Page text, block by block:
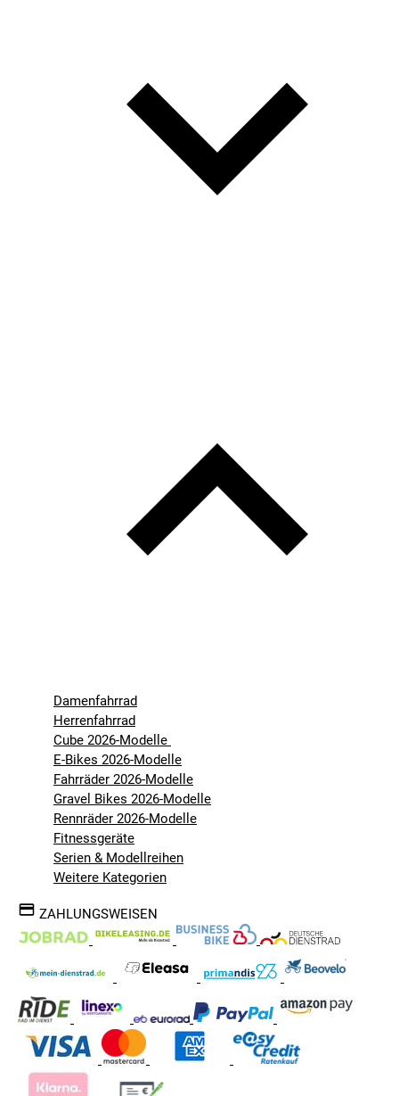
Damenfahrrad
Herrenfahrrad
Cube 2026-Modelle
E-Bikes 2026-Modelle
Fahrräder 2026-Modelle
Gravel Bikes 2026-Modelle
Rennräder 2026-Modelle
Fitnessgeräte
Serien & Modellreihen
Weitere Kategorien
ZAHLUNGSWEISEN